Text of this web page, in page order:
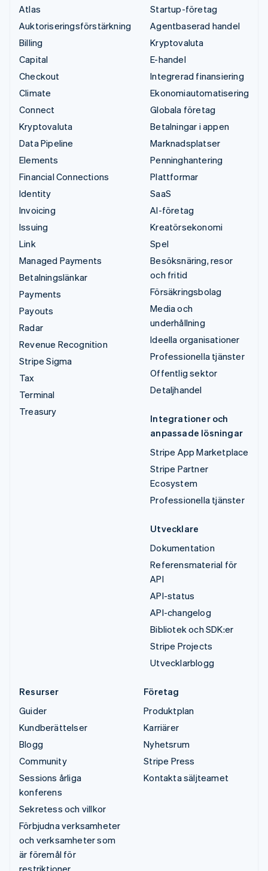
Atlas
Auktoriseringsförstärkning
Billing
Capital
Checkout
Climate
Connect
Kryptovaluta
Data Pipeline
Elements
Financial Connections
Identity
Invoicing
Issuing
Link
Managed Payments
Betalningslänkar
Payments
Payouts
Radar
Revenue Recognition
Stripe Sigma
Tax
Terminal
Treasury
Startup-företag
Agentbaserad handel
Kryptovaluta
E-handel
Integrerad finansiering
Ekonomiautomatisering
Globala företag
Betalningar i appen
Marknadsplatser
Penninghantering
Plattformar
SaaS
AI-företag
Kreatörsekonomi
Spel
Besöksnäring, resor
och fritid
Försäkringsbolag
Media och
underhållning
Ideella organisationer
Professionella tjänster
Offentlig sektor
Detaljhandel
Integrationer och
anpassade lösningar
Stripe App Marketplace
Stripe Partner
Ecosystem
Professionella tjänster
Utvecklare
Dokumentation
Referensmaterial för
API
API-status
API-changelog
Bibliotek och SDK:er
Stripe Projects
Utvecklarblogg
Resurser
Guider
Kundberättelser
Blogg
Community
Sessions årliga
konferens
Sekretess och villkor
Förbjudna verksamheter
och verksamheter som
är föremål för
restriktioner
Företag
Produktplan
Karriärer
Nyhetsrum
Stripe Press
Kontakta säljteamet